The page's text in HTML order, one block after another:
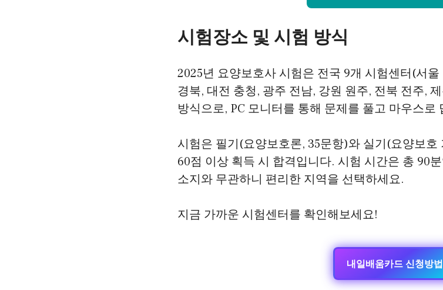
시험장소 및 시험 방식
2025년 요양보호사 시험은 전국 9개 시험센터(서
경북, 대전 충청, 광주 전남, 강원 원주, 전북 전주,
방식으로, PC 모니터를 통해 문제를 풀고 마우스로
시험은 필기(요양보호론, 35문항)와 실기(요양보
60점 이상 획득 시 합격입니다. 시험 시간은 총 90
소지와 무관하니 편리한 지역을 선택하세요.
지금 가까운 시험센터를 확인해보세요!
내일배움카드 신청방법